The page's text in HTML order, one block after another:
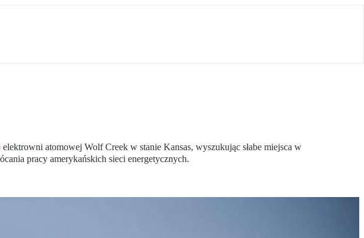
atomowej Wolf Creek w stanie Kansas, wyszukując słabe miejsca w
pracy amerykańskich sieci energetycznych.